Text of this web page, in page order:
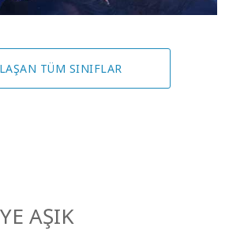
TÜM SINIFLAR
AŞIK